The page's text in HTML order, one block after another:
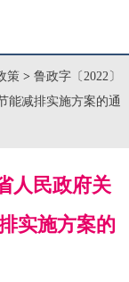
策 > 鲁政字〔2022〕
能减排实施方案的通
人民政府关
实施方案的